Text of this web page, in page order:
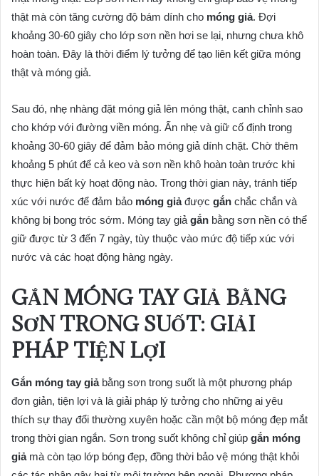
thật mà còn tăng cường độ bám dính cho móng giả. Đợi
khoảng 30-60 giây cho lớp sơn nền hơi se lại, nhưng chưa khô
hoàn toàn. Đây là thời điểm lý tưởng để tạo liên kết giữa móng
thật và móng giả.
Sau đó, nhẹ nhàng đặt móng giả lên móng thật, canh chỉnh sao
cho khớp với đường viền móng. Ấn nhẹ và giữ cố định trong
khoảng 30-60 giây để đảm bảo móng giả dính chặt. Chờ thêm
khoảng 5 phút để cả keo và sơn nền khô hoàn toàn trước khi
thực hiện bất kỳ hoạt động nào. Trong thời gian này, tránh tiếp
xúc với nước để đảm bảo móng giảđược gắn chắc chắn và
không bị bong tróc sớm. Móng tay giả gắn bằng sơn nền có thể
giữ được từ 3 đến 7 ngày, tùy thuộc vào mức độ tiếp xúc với
nước và các hoạt động hàng ngày.
GẮN MÓNG TAY GIẢ BẰNG
SƠN TRONG SUỐT: GIẢI
PHÁP TIỆN LỢI
Gắn móng tay giảbằng sơn trong suốt là một phương pháp
đơn giản, tiện lợi và là giải pháp lý tưởng cho những ai yêu
thích sự thay đổi thường xuyên hoặc cần một bộ móng đẹp mắt
trong thời gian ngắn. Sơn trong suốt không chỉ giúp gắn móng
giảmà còn tạo lớp bóng đẹp, đồng thời bảo vệ móng thật khỏi